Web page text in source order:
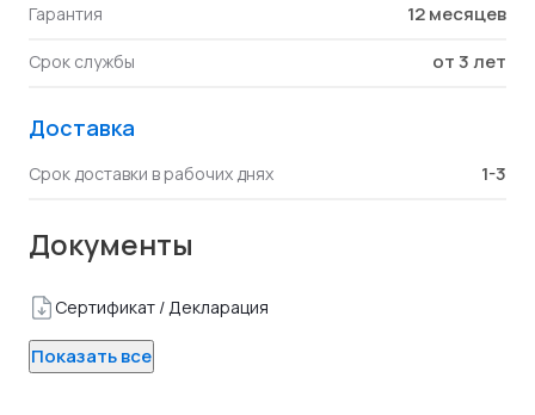
Гарантия 12 месяцев
Срок службы от 3 лет
Доставка
Срок доставки в рабочих днях 1-3
Документы
Сертификат / Декларация
Показать все